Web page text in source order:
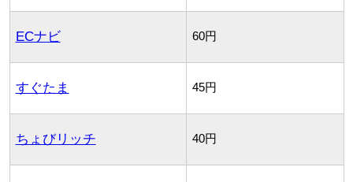
ECナビ 60円
すぐたま 45円
ちょびリッチ 40円